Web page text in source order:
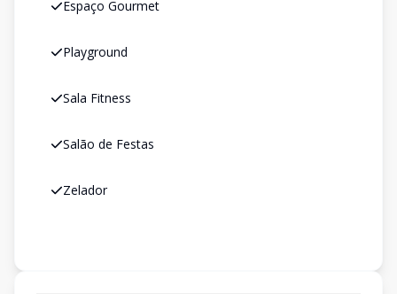
Espaço Gourmet
Playground
Sala Fitness
Salão de Festas
Zelador